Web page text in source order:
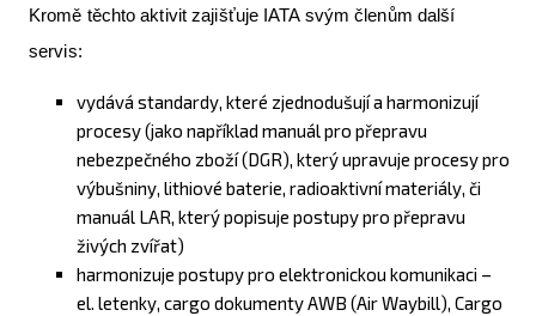
Kromě těchto aktivit zajišťuje IATA svým členům další
servis:
vydává standardy, které zjednodušují a harmonizují
procesy (jako například manuál pro přepravu
nebezpečného zboží (DGR), který upravuje procesy pro
výbušniny, lithiové baterie, radioaktivní materiály, či
manuál LAR, který popisuje postupy pro přepravu
živých zvířat)
harmonizuje postupy pro elektronickou komunikaci –
el. letenky, cargo dokumenty AWB (Air Waybill), Cargo